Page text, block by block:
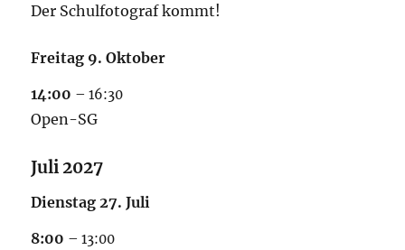
Der Schulfotograf kommt!
Freitag 9. Oktober
14:00 – 16:30
Open-SG
Juli 2027
Dienstag 27. Juli
8:00 – 13:00